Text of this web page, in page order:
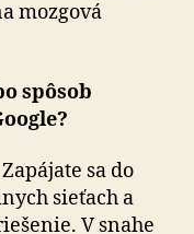
mozgová
spôsob
sa do
sieťach a
V snahe